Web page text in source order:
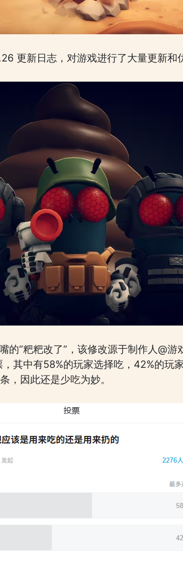
更新日志，对游戏进行了大量更新和
的“粑粑改了”，该修改源于制作人@
其中有58%的玩家选择吃，42%的玩
，因此还是少吃为妙。